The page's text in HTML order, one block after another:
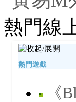
熱門線
熱門遊戲
《